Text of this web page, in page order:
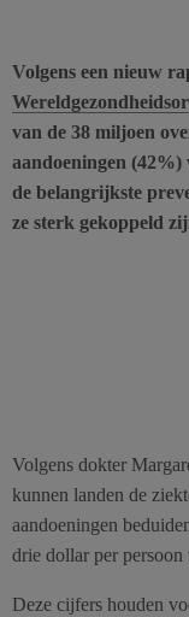
Volgens een nieuw
van de 38 miljoen
aandoeningen
de belangrijkste
ze sterk gekoppeld
Volgens dokter
kunnen landen de
aandoeningen
drie dollar per persoon
Deze cijfers houden